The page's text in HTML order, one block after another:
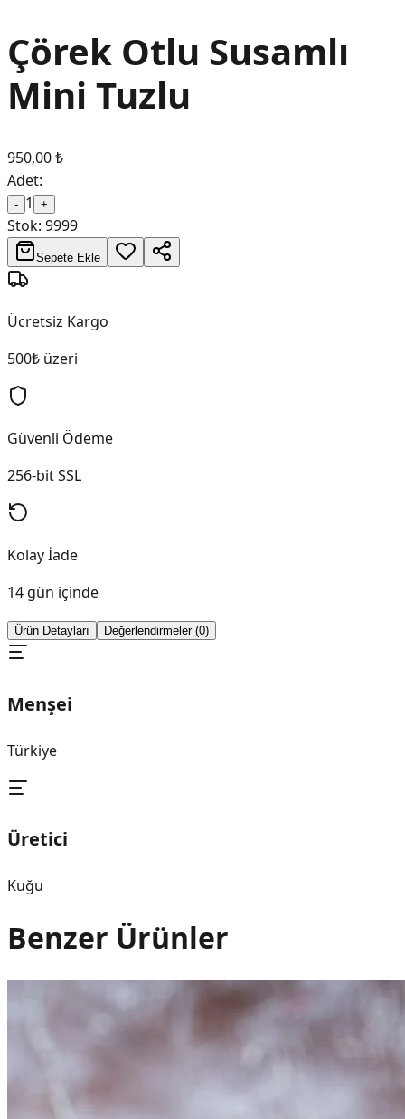
Çörek Otlu Susamlı
Mini Tuzlu
950,00 ₺
Adet:
- 1 +
Stok: 9999
Sepete Ekle
Ücretsiz Kargo
500₺ üzeri
Güvenli Ödeme
256-bit SSL
Kolay İade
14 gün içinde
Ürün Detayları Değerlendirmeler (0)
Menşei
Türkiye
Üretici
Kuğu
Benzer Ürünler